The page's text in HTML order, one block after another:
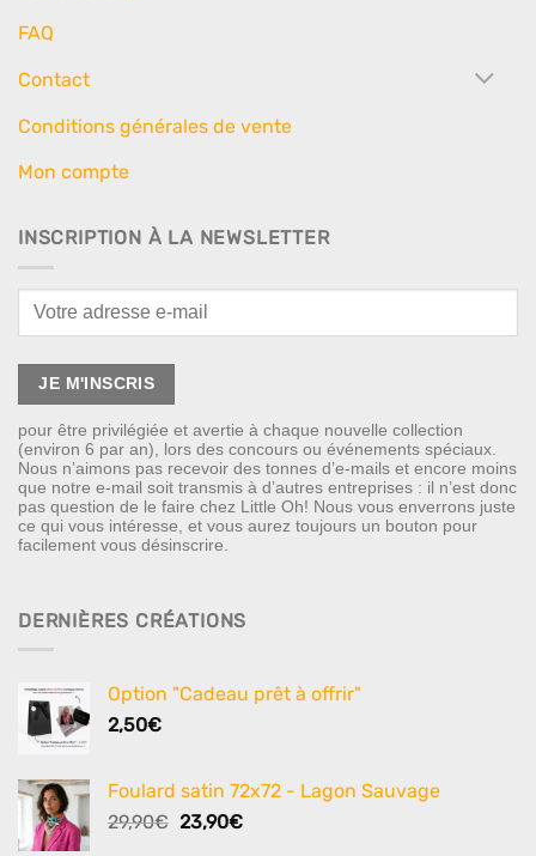
FAQ
Contact
Conditions générales de vente
Mon compte
INSCRIPTION À LA NEWSLETTER
pour être privilégiée et avertie à chaque nouvelle collection
(environ 6 par an), lors des concours ou événements spéciaux.
Nous n’aimons pas recevoir des tonnes d’e-mails et encore moins
que notre e-mail soit transmis à d’autres entreprises : il n’est donc
pas question de le faire chez Little Oh! Nous vous enverrons juste
ce qui vous intéresse, et vous aurez toujours un bouton pour
facilement vous désinscrire.
DERNIÈRES CRÉATIONS
Option "Cadeau prêt à offrir"
2,50€
Foulard satin 72x72 - Lagon Sauvage
29,90€ Le
23,90€Le